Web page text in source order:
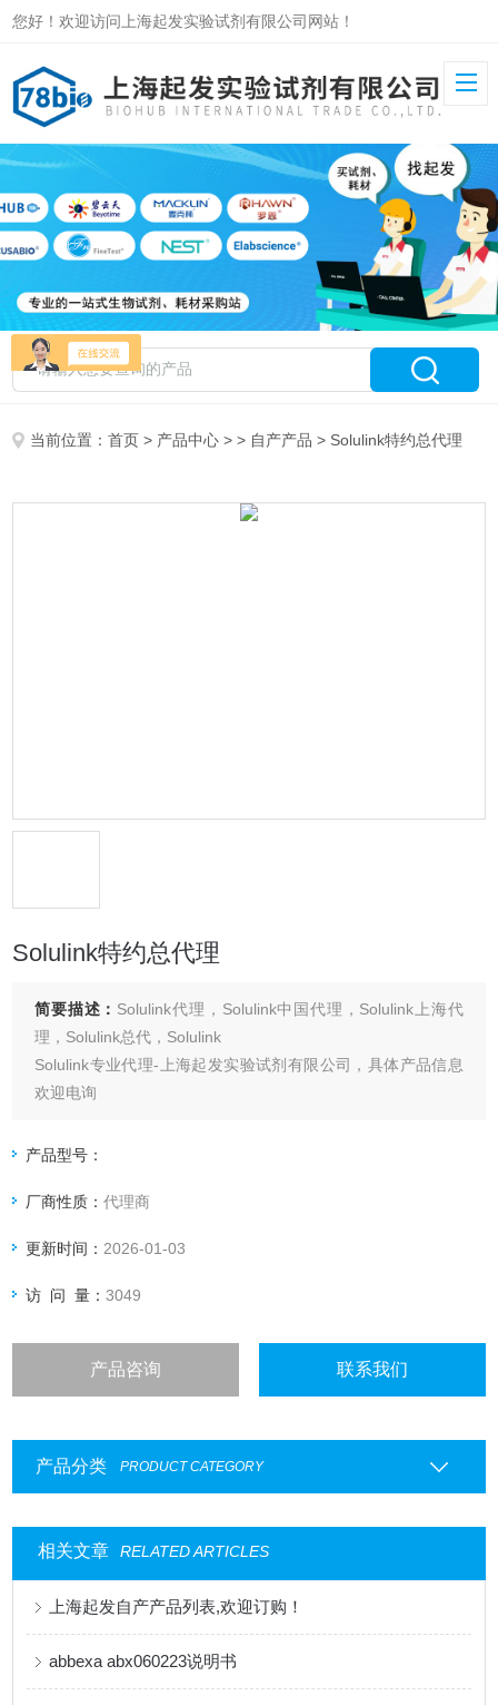
您好！欢迎访问上海起发实验试剂有限公司网站！
当前位置：首页 > 产品中心 > > 自产产品 > Solulink特约总代理
Solulink特约总代理
简要描述： Solulink代理，Solulink中国代理，Solulink上海代
理，Solulink总代，Solulink
Solulink专业代理-上海起发实验试剂有限公司，具体产品信息
欢迎电询
产品型号：
厂商性质：代理商
更新时间： 2026-01-03
访 问 量：3049
产品咨询 联系我们
产品分类 PRODUCT CATEGORY
相关文章 RELATED ARTICLES
上海起发自产产品列表,欢迎订购！
abbexa abx060223说明书